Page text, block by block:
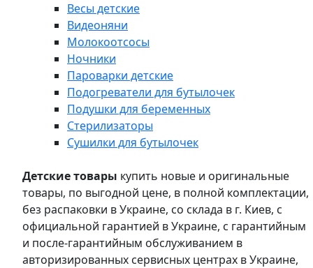
Весы детские
Видеоняни
Молокоотсосы
Ночники
Пароварки детские
Подогреватели для бутылочек
Подушки для беременных
Стерилизаторы
Сушилки для бутылочек
Детские товары купить новые и оригинальные
товары, по выгодной цене, в полной комплектации,
без распаковки в Украине, со склада в г. Киев, с
официальной гарантией в Украине, с гарантийным
и после-гарантийным обслуживанием в
авторизированных сервисных центрах в Украине,